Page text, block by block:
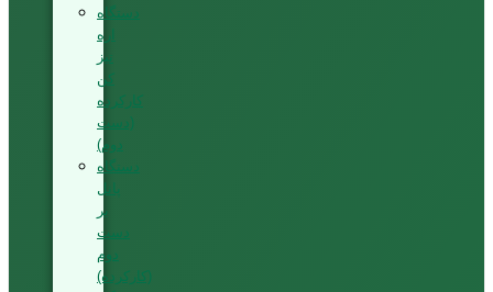
دستگاه
اره
تیز
کن
کارکرده
(دست
دوم)
دستگاه
پانل
بر
دست
دوم
(کارکرده)